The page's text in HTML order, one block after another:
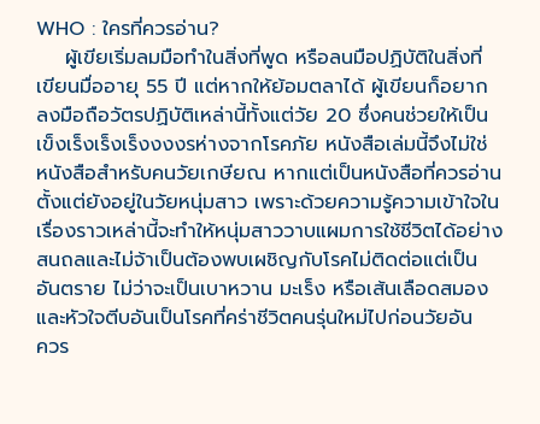
WHO : ใครที่ควรอ่าน?
ผู้เขียเริ่มลมมือทำในสิ่งที่พูด หรือลนมือปฏิบัติในสิ่งที่
เขียนมื่ออายุ 55 ปี แต่หากให้ย้อมตลาได้ ผู้เขียนก็อยาก
ลงมือถือวัตรปฏิบัติเหล่านี้ทั้งแต่วัย 20 ซึ่งคนช่วยให้เป็น
เข็งเร็งเร็งเร็งงงงรห่างจากโรคภัย หนังสือเล่มนี้จึงไม่ใช่
หนังสือสำหรับคนวัยเกษียณ หากแต่เป็นหนังสือที่ควรอ่าน
ตั้งแต่ยังอยู่ในวัยหนุ่มสาว เพราะด้วยความรู้ความเข้าใจใน
เรื่องราวเหล่านี้จะทำให้หนุ่มสาววาบแผมการใช้ชีวิตได้อย่าง
สนถลและไม่จ้าเป็นต้องพบเผชิญกับโรคไม่ติดต่อแต่เป็น
อันตราย ไม่ว่าจะเป็นเบาหวาน มะเร็ง หรือเส้นเลือดสมอง
และหัวใจตีบอันเป็นโรคที่คร่าชีวิตคนรุ่นใหม่ไปก่อนวัยอัน
ควร